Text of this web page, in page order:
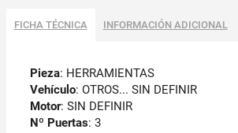
FICHA TÉCNICA INFORMACIÓN ADICIONAL
Pieza: HERRAMIENTAS
Vehículo: OTROS... SIN DEFINIR
Motor: SIN DEFINIR
Nº Puertas: 3